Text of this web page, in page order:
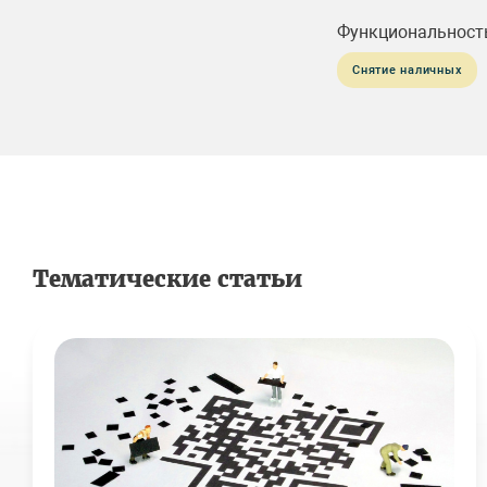
Снятие наличных
Тематические статьи